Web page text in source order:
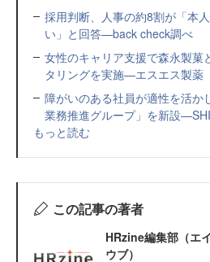
採用判断、人事の約8割が「本
い」と回答—back check調べ
女性のキャリア支援で森永製菓
タリングを実施—エスエス製薬
障がいのある社員が適性を活か
業務推進グループ」を新設
もっと読む
この記事の著者
HRzine編集部（エ
ウブ）